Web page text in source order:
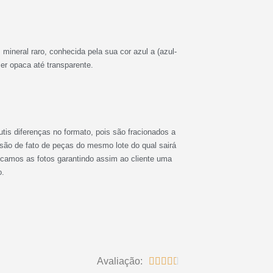
raro, conhecida pela sua cor azul a (azul-
opaca até transparente.
diferenças no formato, pois são fracionados a
de fato de peças do mesmo lote do qual sairá
as fotos garantindo assim ao cliente uma
Avaliação:     